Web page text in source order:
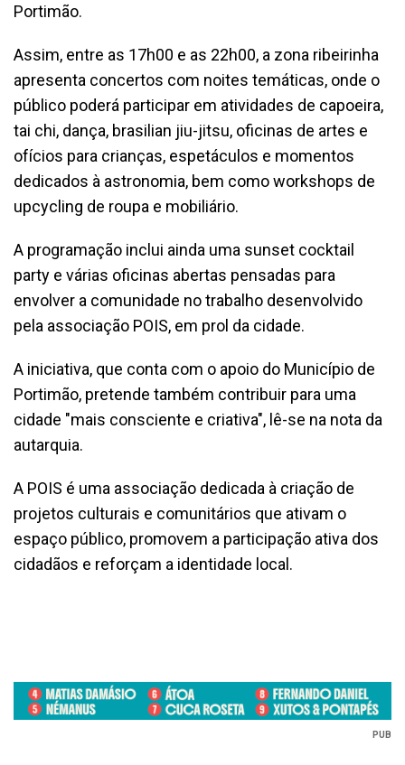
Portimão.
Assim, entre as 17h00 e as 22h00, a zona ribeirinha
apresenta concertos com noites temáticas, onde o
público poderá participar em atividades de capoeira,
tai chi, dança, brasilian jiu-jitsu, oficinas de artes e
ofícios para crianças, espetáculos e momentos
dedicados à astronomia, bem como workshops de
upcycling de roupa e mobiliário.
A programação inclui ainda uma sunset cocktail
party e várias oficinas abertas pensadas para
envolver a comunidade no trabalho desenvolvido
pela associação POIS, em prol da cidade.
A iniciativa, que conta com o apoio do Município de
Portimão, pretende também contribuir para uma
cidade "mais consciente e criativa", lê-se na nota da
autarquia.
A POIS é uma associação dedicada à criação de
projetos culturais e comunitários que ativam o
espaço público, promovem a participação ativa dos
cidadãos e reforçam a identidade local.
PUB